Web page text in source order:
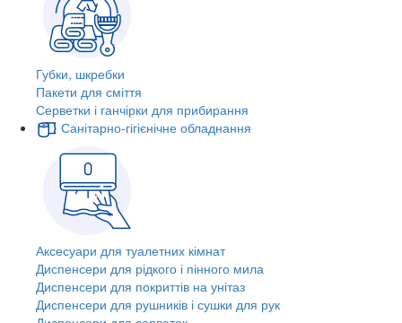
Губки, шкребки
Пакети для сміття
Серветки і ганчірки для прибирання
Санітарно-гігієнічне обладнання
Аксесуари для туалетних кімнат
Диспенсери для рідкого і пінного мила
Диспенсери для покриттів на унітаз
Диспенсери для рушників і сушки для рук